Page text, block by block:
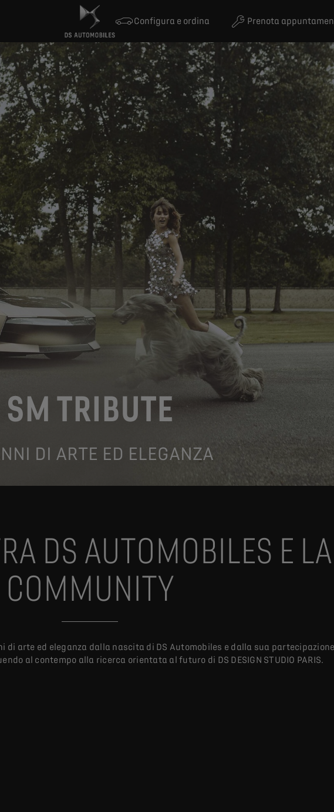
Configura e ordina Prenota
SM TRIBUTE
DI ARTE ED ELEGANZA
DS AUTOMOBILES E
COMMUNITY
di arte ed eleganza dalla nascita di DS Automobiles e dalla sua
al contempo alla ricerca orientata al futuro di DS DESIGN STUDIO PARIS.